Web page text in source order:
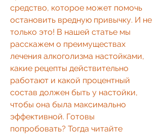
средство, которое может помочь
остановить вредную привычку. И не
только это! В нашей статье мы
расскажем о преимуществах
лечения алкоголизма настойками,
какие рецепты действительно
работают и какой процентный
состав должен быть у настойки,
чтобы она была максимально
эффективной. Готовы
попробовать? Тогда читайте